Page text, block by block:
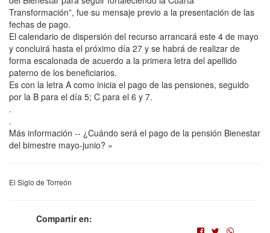
Transformación”, fue su mensaje previo a la presentación de las
fechas de pago.
El calendario de dispersión del recurso arrancará este 4 de mayo
y concluirá hasta el próximo día 27 y se habrá de realizar de
forma escalonada de acuerdo a la primera letra del apellido
paterno de los beneficiarios.
Es con la letra A como inicia el pago de las pensiones, seguido
por la B para el día 5; C para el 6 y 7.
.
.
Más información -- ¿Cuándo será el pago de la pensión Bienestar
del bimestre mayo-junio? »
El Siglo de Torreón
Compartir en: